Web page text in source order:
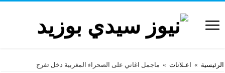
الرئيسية » اعـلانات » ماجمل اغاني على الصحراء المغربية دخل تفرج